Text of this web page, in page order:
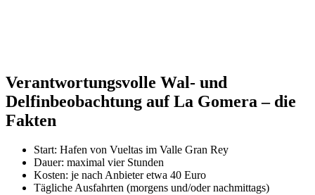
Verantwortungsvolle Wal- und
Delfinbeobachtung auf La Gomera – die
Fakten
Start: Hafen von Vueltas im Valle Gran Rey
Dauer: maximal vier Stunden
Kosten: je nach Anbieter etwa 40 Euro
Tägliche Ausfahrten (morgens und/oder nachmittags)